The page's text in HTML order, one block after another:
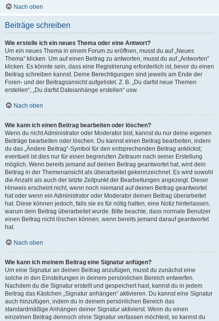
Nach oben
Beiträge schreiben
Wie erstelle ich ein neues Thema oder eine Antwort?
Um ein neues Thema in einem Forum zu eröffnen, musst du auf „Neues
Thema“ klicken. Um auf einen Beitrag zu antworten, musst du auf „Antworten“
klicken. Es könnte sein, dass eine Registrierung erforderlich ist, bevor du einen
Beitrag schreiben kannst. Deine Berechtigungen sind jeweils am Ende der
Foren- und der Beitragsansicht aufgelistet. Z. B. „Du darfst neue Themen
erstellen“, „Du darfst Dateianhänge erstellen“ usw.
Nach oben
Wie kann ich einen Beitrag bearbeiten oder löschen?
Wenn du nicht Administrator oder Moderator bist, kannst du nur deine eigenen
Beiträge bearbeiten oder löschen. Du kannst einen Beitrag bearbeiten, indem
du das „Ändere Beitrag“-Symbol für den entsprechenden Beitrag anklickst;
eventuell ist dies nur für einen begrenzten Zeitraum nach seiner Erstellung
möglich. Wenn bereits jemand auf deinen Beitrag geantwortet hat, wird dein
Beitrag in der Themenansicht als überarbeitet gekennzeichnet. Es wird sowohl
die Anzahl als auch der letzte Zeitpunkt der Bearbeitungen angezeigt. Dieser
Hinweis erscheint nicht, wenn noch niemand auf deinen Beitrag geantwortet
hat oder wenn ein Administrator oder Moderator deinen Beitrag überarbeitet
hat. Diese können jedoch, falls sie es für nötig halten, eine Notiz hinterlassen,
warum dein Beitrag überarbeitet wurde. Bitte beachte, dass normale Benutzer
einen Beitrag nicht löschen können, wenn bereits jemand darauf geantwortet
hat.
Nach oben
Wie kann ich meinem Beitrag eine Signatur anfügen?
Um eine Signatur an deinen Beitrag anzufügen, musst du zunächst eine
solche in den Einstellungen in deinem persönlichen Bereich entwerfen.
Nachdem du die Signatur erstellt und gespeichert hast, kannst du in jedem
Beitrag das Kästchen „Signatur anhängen“ aktivieren. Du kannst eine Signatur
auch hinzufügen, indem du in deinem persönlichen Bereich das
standardmäßige Anhängen deiner Signatur aktivierst. Wenn du einen
einzelnen Beitrag dennoch ohne Signatur verfassen möchtest, so kannst du